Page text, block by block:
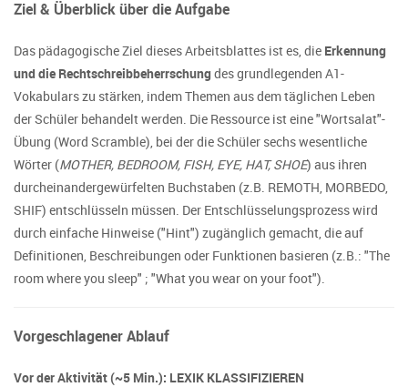
Ziel & Überblick über die Aufgabe
Das pädagogische Ziel dieses Arbeitsblattes ist es, die Erkennung
und die Rechtschreibbeherrschung des grundlegenden A1-
Vokabulars zu stärken, indem Themen aus dem täglichen Leben
der Schüler behandelt werden. Die Ressource ist eine "Wortsalat"-
Übung (Word Scramble), bei der die Schüler sechs wesentliche
Wörter (MOTHER, BEDROOM, FISH, EYE, HAT, SHOE) aus ihren
durcheinandergewürfelten Buchstaben (z.B. REMOTH, MORBEDO,
SHIF) entschlüsseln müssen. Der Entschlüsselungsprozess wird
durch einfache Hinweise ("Hint") zugänglich gemacht, die auf
Definitionen, Beschreibungen oder Funktionen basieren (z.B.: "The
room where you sleep" ; "What you wear on your foot").
Vorgeschlagener Ablauf
Vor der Aktivität (~5 Min.): LEXIK KLASSIFIZIEREN